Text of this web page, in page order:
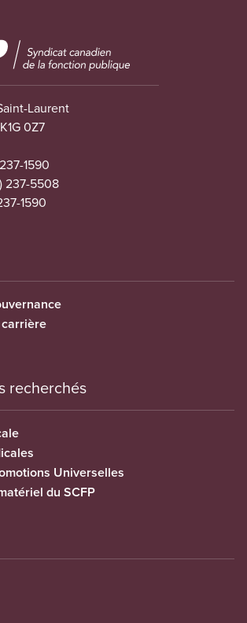
Laurent
0Z7
1590
237-5508
1590
recherchés
Universelles
du SCFP